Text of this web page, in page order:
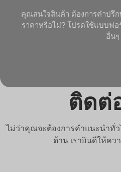
คุณสนใจสินค้า ต้องการคำปรึก
ราคาหรือไม่? โปรดใช้แบบฟ
อื่นๆ
ติดต่
ไม่ว่าคุณจะต้องการคำแนะนำทั่ว
ด้าน เรายินดีให้ค